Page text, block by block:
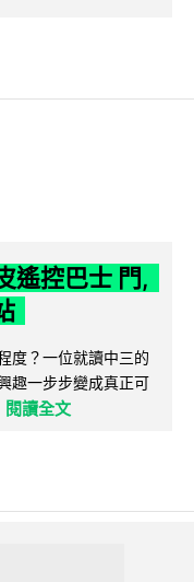
遙控巴士 門,
度？一位就讀中三的
趣一步步變成真正可
閱讀全文